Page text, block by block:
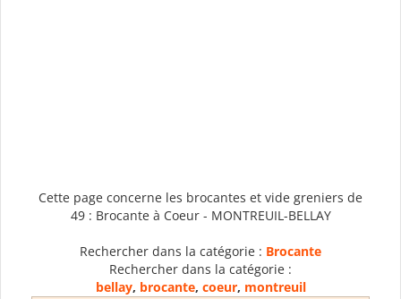
Cette page concerne les brocantes et vide greniers de
49 : Brocante à Coeur - MONTREUIL-BELLAY
Rechercher dans la catégorie : Brocante
Rechercher dans la catégorie :
bellay, brocante, coeur, montreuil